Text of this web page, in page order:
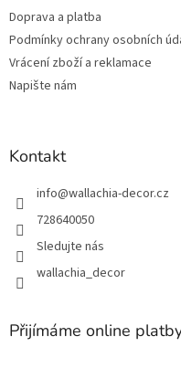
Doprava a platba
Podmínky ochrany osobních
Vrácení zboží a reklamace
Napište nám
Kontakt
info@wallachia-decor.cz
728640050
Sledujte nás
wallachia_decor
Přijímáme online